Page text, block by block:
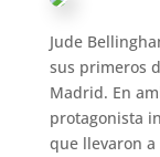
Jude
sus primeros
Madrid. En
protagonista
que llevaron